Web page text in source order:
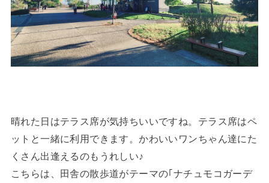
晴れた日はテラス席が気持ちいいですね。テラス席はペ
ットと一緒に利用できます。かわいいワンちゃん達にた
くさん出逢えるのもうれしい♪
こちらは、田舎の散歩道がテーマの｢ナチュモコガーデ